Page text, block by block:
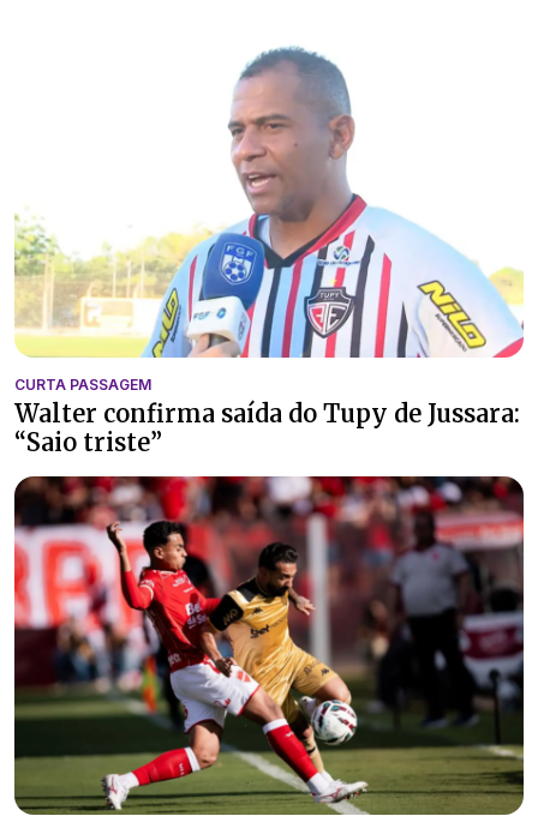
CURTA PASSAGEM
Walter confirma saída do Tupy de Jussara:
“Saio triste”